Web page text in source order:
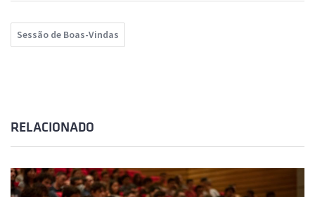
Sessão de Boas-Vindas
RELACIONADO